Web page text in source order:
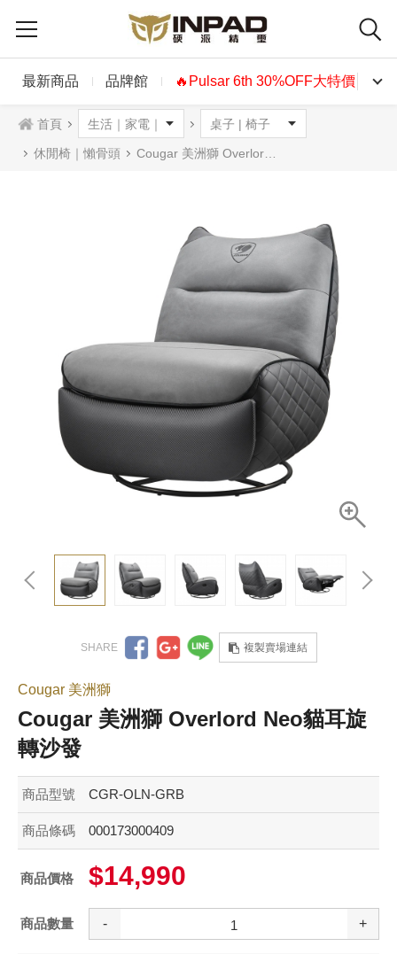
最新商品 品牌館 🔥Pulsar 6th 30%OFF大特價🔥
首頁
休閒椅｜懶骨頭 Cougar 美洲獅 Overlord Neo貓耳旋轉沙發
複製賣場連結
Cougar 美洲獅
Cougar 美洲獅 Overlord Neo貓耳旋
轉沙發
商品型號 CGR-OLN-GRB
商品條碼 000173000409
商品價格 $14,990
商品數量 - +